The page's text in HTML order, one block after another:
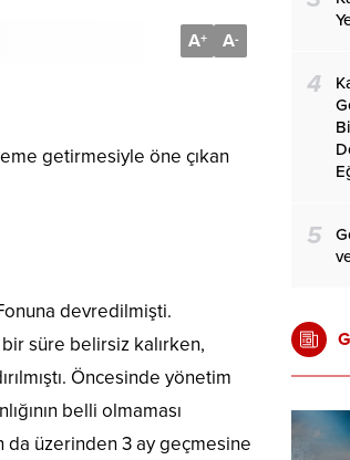
A+ A-
getirmesiyle öne çıkan
devredilmişti.
süre belirsiz kalırken,
Öncesinde yönetim
belli olmaması
da üzerinden 3 ay geçmesine
4
5